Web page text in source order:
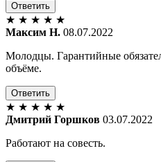
Ответить
★ ★ ★ ★ ★
Максим Н. 08.07.2022
Молодцы. Гарантийные
объёме.
Ответить
★ ★ ★ ★ ★
Дмитрий Горшков 03.07.2022
Работают на совесть.